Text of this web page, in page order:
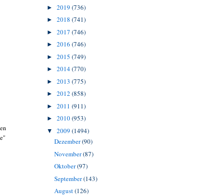
► 2019 (736)
► 2018 (741)
► 2017 (746)
► 2016 (746)
► 2015 (749)
► 2014(770)
► 2013 (775)
► 2012 (858)
► 2011 (911)
► 2010(953)
▼ 2009 (1494)
Dezember(90)
November(87)
Oktober(97)
September(143)
August(126)